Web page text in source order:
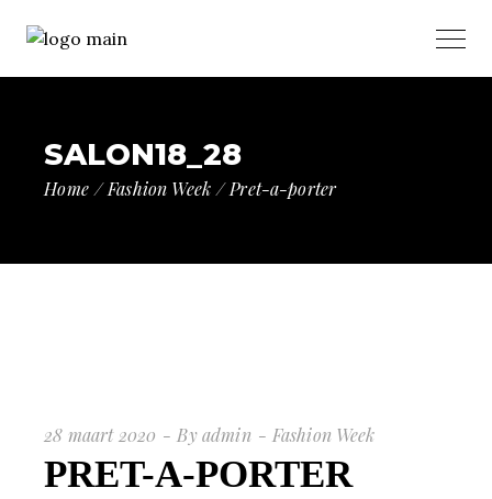
SALON18_28
Home Fashion Week Pret-a-porter
28 maart 2020 By admin Fashion Week
PRET-A-PORTER